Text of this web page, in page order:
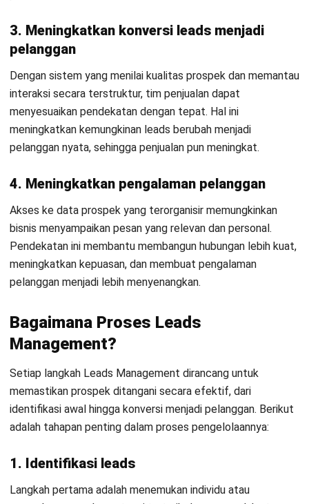
Mengelola prospek tidak lagi harus membingungkan atau
menyita waktu tim Anda. Dengan Software CRM dari
HashMicro , semua informasi penting tentang leads
menindaklanjuti prospek yang benar-benar berpotensi tanpa
kehilangan momentum.
Bisnis juga dapat mengidentifikasi peluang penjualan lebih
cepat dan menyesuaikan strategi secara tepat.
Pemantauan prospek yang sistematis membuat setiap
konversi, dan mengurangi risiko prospek terlewat.
Manajemen sales pipeline:
dari tahap awal hingga konversi, memudahkan prioritas
leads yang paling potensial.
Kualifikasi dan penilaian leads (lead scoring):Menilai
kualitas prospek secara otomatis sehingga tim bisa
pengingat otomatis untuk tindak lanjut prospek agar